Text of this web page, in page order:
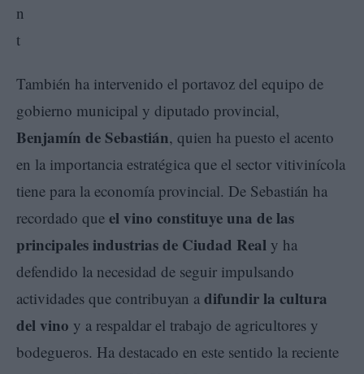
También ha intervenido el portavoz del equipo de
gobierno municipal y diputado provincial,
Benjamín de Sebastián, quien ha puesto el acento
en la importancia estratégica que el sector vitivinícola
tiene para la economía provincial. De Sebastián ha
recordado que el vino constituye una de las
principales industrias de Ciudad Real y ha
defendido la necesidad de seguir impulsando
actividades que contribuyan a difundir la cultura
del vino y a respaldar el trabajo de agricultores y
bodegueros. Ha destacado en este sentido la reciente